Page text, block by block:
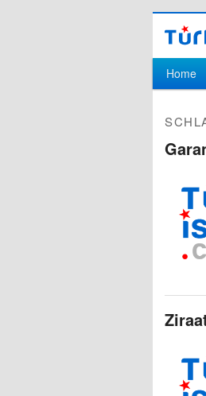
Hauptmenü
Zum
Zum
Home